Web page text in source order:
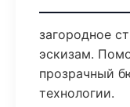
загородное
эскизам.
прозрачный
технологии.